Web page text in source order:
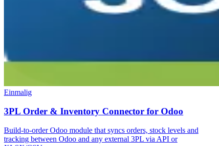
Einmalig
3PL Order & Inventory Connector for Odoo
Build-to-order Odoo module that syncs orders, stock levels and
tracking between Odoo and any external 3PL via API or